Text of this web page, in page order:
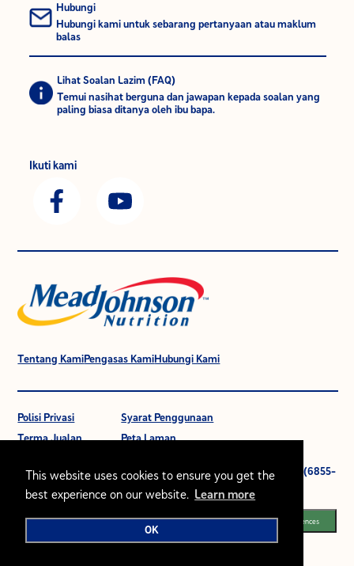
This website uses cookies to ensure you get the
best experience on our website. Learn more
OK
Hubungi
Hubungi kami untuk sebarang pertanyaan atau maklum
balas
Lihat Soalan Lazim (FAQ)
Temui nasihat berguna dan jawapan kepada soalan yang
paling biasa ditanya oleh ibu bapa.
Ikuti kami
Tentang KamiPengasas KamiHubungi Kami
Polisi Privasi
Syarat Penggunaan
Terma Jualan
Peta Laman
© 2021 Mead Johnson Nutrition (M) Sdn Bhd. 196601000399 (6855-
W).
Segala hak cipta terpelihara.
Cookie Preferences